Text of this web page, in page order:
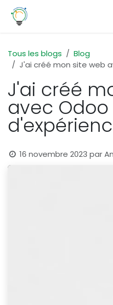
Se rendre au contenu
Tous les blogs
Blog
J'ai créé mon site web
J'ai créé
avec
16 novembre 2023 par